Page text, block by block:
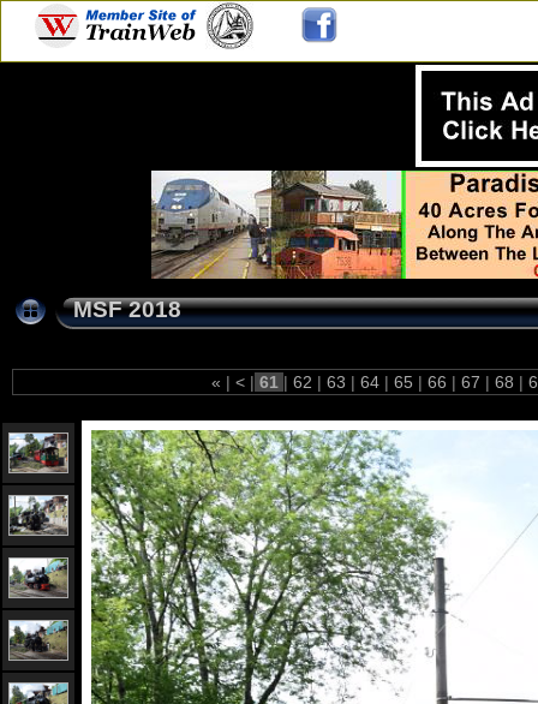
MSF 2018
« | < | 61 | 62 | 63 | 64 | 65 | 66 | 67 | 68 |